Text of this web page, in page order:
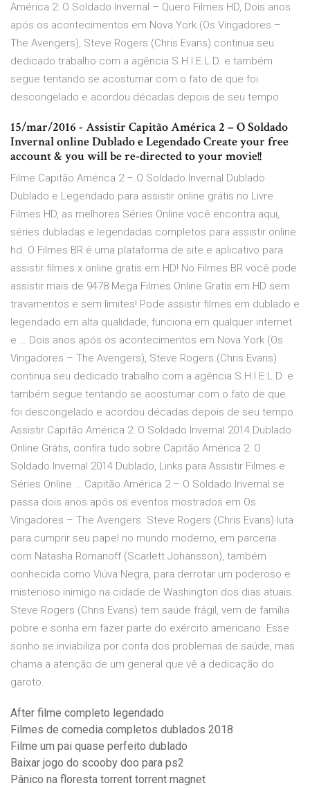
América 2: O Soldado Invernal – Quero Filmes HD, Dois anos
após os acontecimentos em Nova York (Os Vingadores –
The Avengers), Steve Rogers (Chris Evans) continua seu
dedicado trabalho com a agência S.H.I.E.L.D. e também
segue tentando se acostumar com o fato de que foi
descongelado e acordou décadas depois de seu tempo.
15/mar/2016 - Assistir Capitão América 2 – O Soldado
Invernal online Dublado e Legendado Create your free
account & you will be re-directed to your movie!!
Filme Capitão América 2 – O Soldado Invernal Dublado
Dublado e Legendado para assistir online grátis no Livre
Filmes HD, as melhores Séries Online você encontra aqui,
séries dubladas e legendadas completos para assistir online
hd. O Filmes BR é uma plataforma de site e aplicativo para
assistir filmes x online gratis em HD! No Filmes BR você pode
assistir mais de 9478 Mega Filmes Online Gratis em HD sem
travamentos e sem limites! Pode assistir filmes em dublado e
legendado em alta qualidade, funciona em qualquer internet
e … Dois anos após os acontecimentos em Nova York (Os
Vingadores – The Avengers), Steve Rogers (Chris Evans)
continua seu dedicado trabalho com a agência S.H.I.E.L.D. e
também segue tentando se acostumar com o fato de que
foi descongelado e acordou décadas depois de seu tempo.
Assistir Capitão América 2: O Soldado Invernal 2014 Dublado
Online Grátis, confira tudo sobre Capitão América 2: O
Soldado Invernal 2014 Dublado, Links para Assistir Filmes e
Séries Online … Capitão América 2 – O Soldado Invernal se
passa dois anos após os eventos mostrados em Os
Vingadores – The Avengers. Steve Rogers (Chris Evans) luta
para cumprir seu papel no mundo moderno, em parceria
com Natasha Romanoff (Scarlett Johansson), também
conhecida como Viúva Negra, para derrotar um poderoso e
misterioso inimigo na cidade de Washington dos dias atuais.
Steve Rogers (Chris Evans) tem saúde frágil, vem de família
pobre e sonha em fazer parte do exército americano. Esse
sonho se inviabiliza por conta dos problemas de saúde, mas
chama a atenção de um general que vê a dedicação do
garoto.
After filme completo legendado
Filmes de comedia completos dublados 2018
Filme um pai quase perfeito dublado
Baixar jogo do scooby doo para ps2
Pânico na floresta torrent torrent magnet